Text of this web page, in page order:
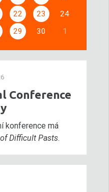
22 23
24
29 30 1
Conference
konference má
Difficult Pasts.